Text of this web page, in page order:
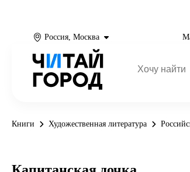
Россия, Москва
Книги Художественная литература